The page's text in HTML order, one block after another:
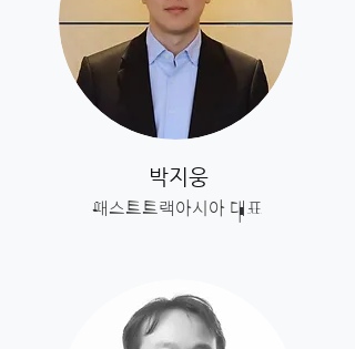
박지웅
​패스트트랙아시아 대표